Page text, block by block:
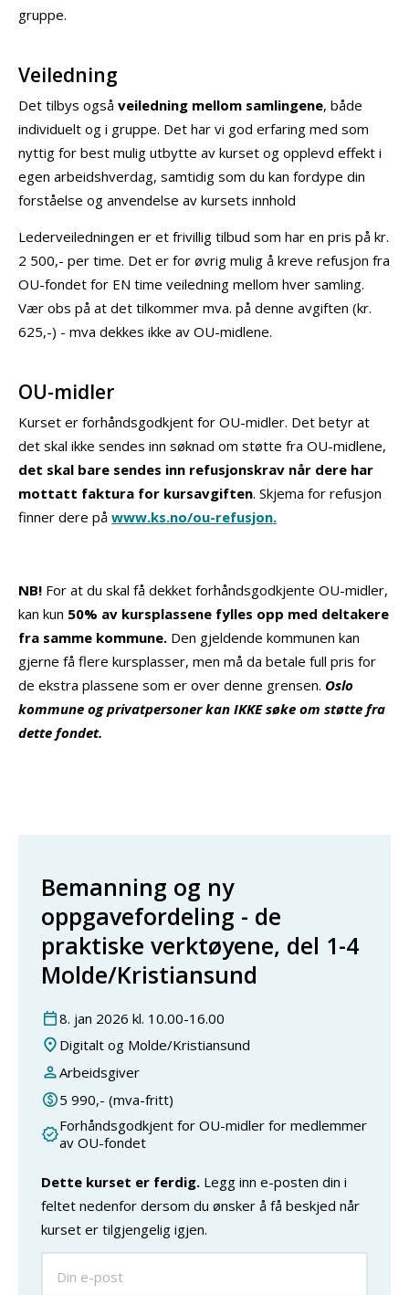
gruppe.
Veiledning
Det tilbys også veiledning mellom samlingene, både
individuelt og i gruppe. Det har vi god erfaring med som
nyttig for best mulig utbytte av kurset og opplevd effekt i
egen arbeidshverdag, samtidig som du kan fordype din
forståelse og anvendelse av kursets innhold
Lederveiledningen er et frivillig tilbud som har en pris på kr.
2 500,- per time. Det er for øvrig mulig å kreve refusjon fra
OU-fondet for EN time veiledning mellom hver samling.
Vær obs på at det tilkommer mva. på denne avgiften (kr.
625,-) - mva dekkes ikke av OU-midlene.
OU-midler
Kurset er forhåndsgodkjent for OU-midler. Det betyr at
det skal ikke sendes inn søknad om støtte fra OU-midlene,
det skal bare sendes inn refusjonskrav når dere har
mottatt faktura for kursavgiften. Skjema for refusjon
finner dere på www.ks.no/ou-refusjon.
NB! For at du skal få dekket forhåndsgodkjente OU-midler,
kan kun 50% av kursplassene fylles opp med deltakere
fra samme kommune. Den gjeldende kommunen kan
gjerne få flere kursplasser, men må da betale full pris for
de ekstra plassene som er over denne grensen. Oslo
kommune og privatpersoner kan IKKE søke om støtte fra
dette fondet.
Bemanning og ny
oppgavefordeling - de
praktiske verktøyene, del 1-4
Molde/Kristiansund
8. jan 2026 kl. 10.00-16.00
Digitalt og Molde/Kristiansund
Arbeidsgiver
5 990,- (mva-fritt)
Forhåndsgodkjent for OU-midler for medlemmer
av OU-fondet
Dette kurset er ferdig. Legg inn e-posten din i
feltet nedenfor dersom du ønsker å få beskjed når
kurset er tilgjengelig igjen.